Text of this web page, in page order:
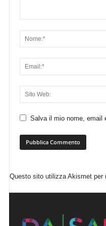
Salva il mio nome, email
Questo sito utilizza Akismet per